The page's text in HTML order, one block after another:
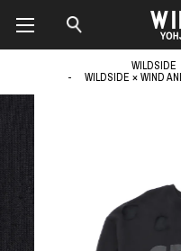
WILDSIDE
WILDSIDE × WIND